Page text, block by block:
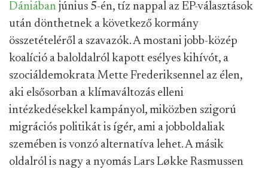
Dániában június 5-én, tíz nappal az EP-választások
után dönthetnek a következő kormány
összetételéről a szavazók. A mostani jobb-közép
koalíció a baloldalról kapott esélyes kihívót, a
szociáldemokrata Mette Frederiksennel az élen,
aki elsősorban a klímaváltozás elleni
intézkedésekkel kampányol, miközben szigorú
migrációs politikát is ígér, ami a jobboldaliak
szemében is vonzó alternatíva lehet. A másik
oldalról is nagy a nyomás Lars Løkke Rasmussen